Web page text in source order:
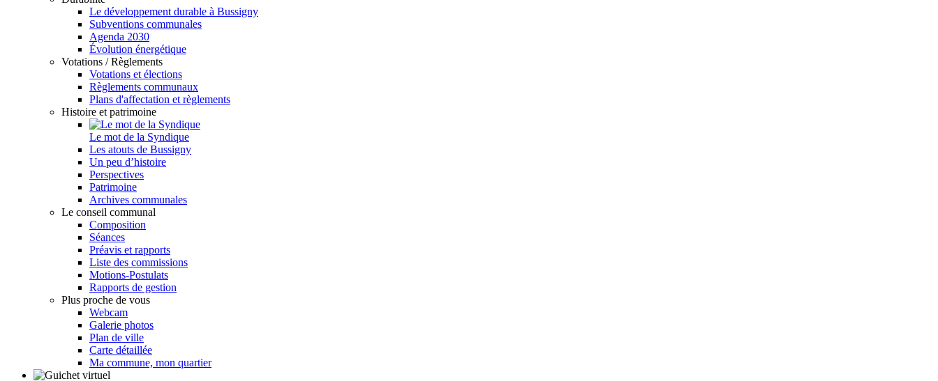
Le développement durable à Bussigny
Subventions communales
Agenda 2030
Évolution énergétique
Votations / Règlements
Votations et élections
Règlements communaux
Plans d'affectation et règlements
Histoire et patrimoine
Le mot de la Syndique
Les atouts de Bussigny
Un peu d’histoire
Perspectives
Patrimoine
Archives communales
Le conseil communal
Composition
Séances
Préavis et rapports
Liste des commissions
Motions-Postulats
Rapports de gestion
Plus proche de vous
Webcam
Galerie photos
Plan de ville
Carte détaillée
Ma commune, mon quartier